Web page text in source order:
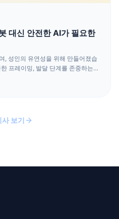
대신 안전한 AI가 필요한
, 성인의 유연성을 위해 만들어졌습
프레이밍, 발달 단계를 존중하는
사 보기